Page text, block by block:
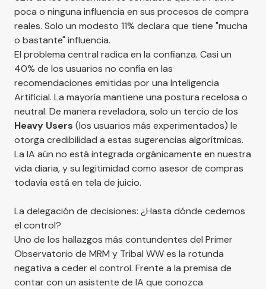
poca o ninguna influencia en sus procesos de compra
reales. Solo un modesto 11% declara que tiene "mucha
o bastante" influencia.
El problema central radica en la confianza. Casi un
40% de los usuarios no confía en las
recomendaciones emitidas por una Inteligencia
Artificial. La mayoría mantiene una postura recelosa o
neutral. De manera reveladora, solo un tercio de los
Heavy Users (los usuarios más experimentados) le
otorga credibilidad a estas sugerencias algorítmicas.
La IA aún no está integrada orgánicamente en nuestra
vida diaria, y su legitimidad como asesor de compras
todavía está en tela de juicio.
La delegación de decisiones: ¿Hasta dónde cedemos
el control?
Uno de los hallazgos más contundentes del Primer
Observatorio de MRM y Tribal WW es la rotunda
negativa a ceder el control. Frente a la premisa de
contar con un asistente de IA que conozca